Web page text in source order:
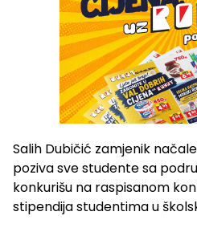
Salih Dubičić zamjenik
poziva sve studente sa
konkurišu na raspisanom
stipendija studentima u